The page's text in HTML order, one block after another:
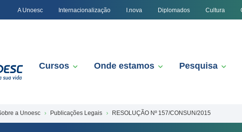
A Unoesc Internacionalização I.nova Diplomados Cultura
Cursos Onde estamos Pesquisa
a Unoesc Publicações Legais RESOLUÇÃO Nº 157/CONSUN/2015